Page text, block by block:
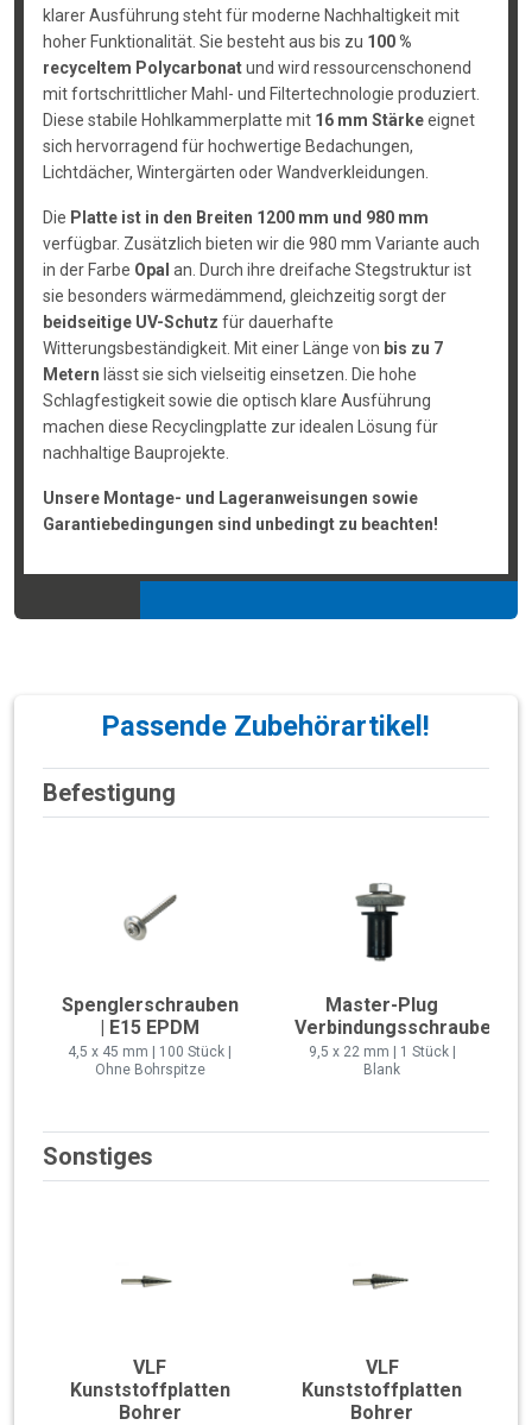
klarer Ausführung steht für moderne Nachhaltigkeit mit
hoher Funktionalität. Sie besteht aus bis zu 100 %
recyceltem Polycarbonatund wird ressourcenschonend
mit fortschrittlicher Mahl- und Filtertechnologie produziert.
Diese stabile Hohlkammerplatte mit 16 mm Stärkeeignet
sich hervorragend für hochwertige Bedachungen,
Lichtdächer, Wintergärten oder Wandverkleidungen.
Die Platte ist in den Breiten 1200 mm und 980 mm
verfügbar. Zusätzlich bieten wir die 980 mm Variante auch
in der Farbe Opal an. Durch ihre dreifache Stegstruktur ist
sie besonders wärmedämmend, gleichzeitig sorgt der
beidseitige UV-Schutz für dauerhafte
Witterungsbeständigkeit. Mit einer Länge von bis zu 7
Metern lässt sie sich vielseitig einsetzen. Die hohe
Schlagfestigkeit sowie die optisch klare Ausführung
machen diese Recyclingplatte zur idealen Lösung für
nachhaltige Bauprojekte.
Unsere Montage- und Lageranweisungen sowie
Garantiebedingungen sind unbedingt zu beachten!
Passende Zubehörartikel!
Befestigung
Spenglerschrauben
| E15 EPDM
4,5 x 45 mm | 100 Stück |
Ohne Bohrspitze
Master-Plug
Verbindungsschraube
9,5 x 22 mm | 1 Stück |
Blank
Sonstiges
VLF
Kunststoffplatten
Bohrer
VLF
Kunststoffplatten
Bohrer